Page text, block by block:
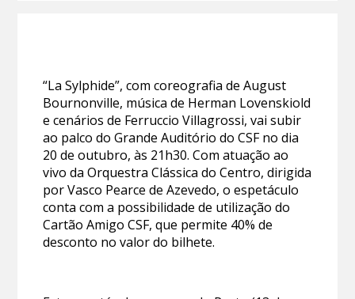
“La Sylphide”, com coreografia de August
Bournonville, música de Herman Lovenskiold
e cenários de Ferruccio Villagrossi, vai subir
ao palco do Grande Auditório do CSF no dia
20 de outubro, às 21h30. Com atuação ao
vivo da Orquestra Clássica do Centro, dirigida
por Vasco Pearce de Azevedo, o espetáculo
conta com a possibilidade de utilização do
Cartão Amigo CSF, que permite 40% de
desconto no valor do bilhete.